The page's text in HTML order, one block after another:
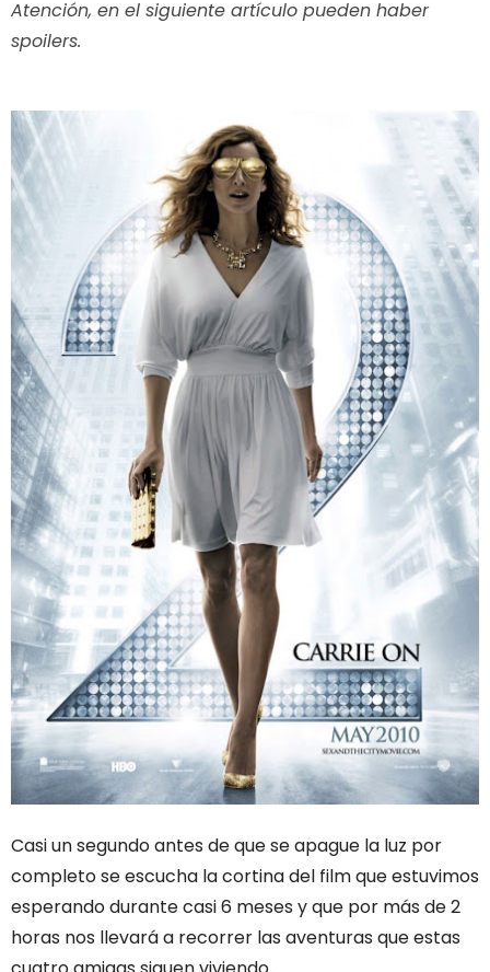
Atención, en el siguiente artículo pueden haber
spoilers.
Casi un segundo antes de que se apague la luz por
completo se escucha la cortina del film que estuvimos
esperando durante casi 6 meses y que por más de 2
horas nos llevará a recorrer las aventuras que estas